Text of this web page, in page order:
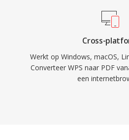
Cross-
Werkt op Windows, macOS,
Converteer WPS naar PDF
een